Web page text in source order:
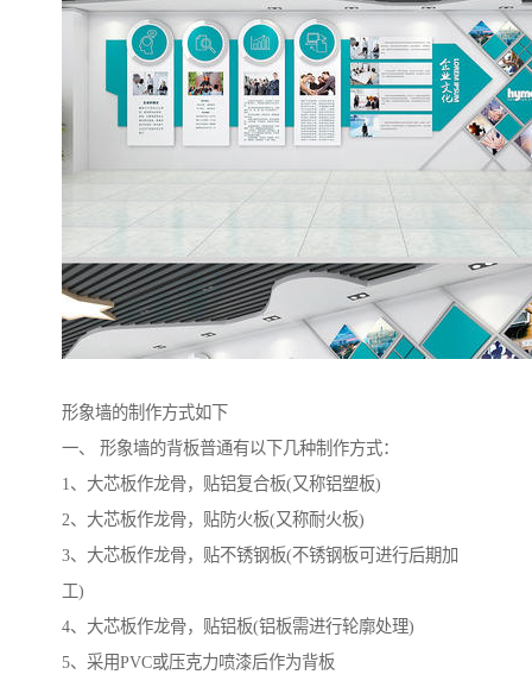
形象墙的制作方式如下
一、 形象墙的背板普通有以下几种制作方式：
1、大芯板作龙骨，贴铝复合板(又称铝塑板)
2、大芯板作龙骨，贴防火板(又称耐火板)
3、大芯板作龙骨，贴不锈钢板(不锈钢板可进行后期加
工)
4、大芯板作龙骨，贴铝板(铝板需进行轮廓处理)
5、采用PVC或压克力喷漆后作为背板